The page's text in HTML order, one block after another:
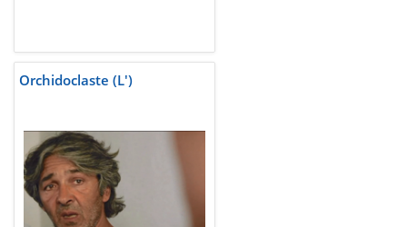
Orchidoclaste (L')